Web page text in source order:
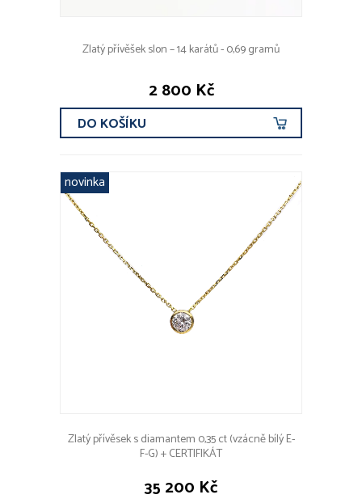
Zlatý přívěšek slon – 14 karátů - 0,69 gramů
2 800 Kč
DO KOŠÍKU
novinka
Zlatý přívěsek s diamantem 0,35 ct (vzácně bílý E-
F-G) + CERTIFIKÁT
35 200 Kč